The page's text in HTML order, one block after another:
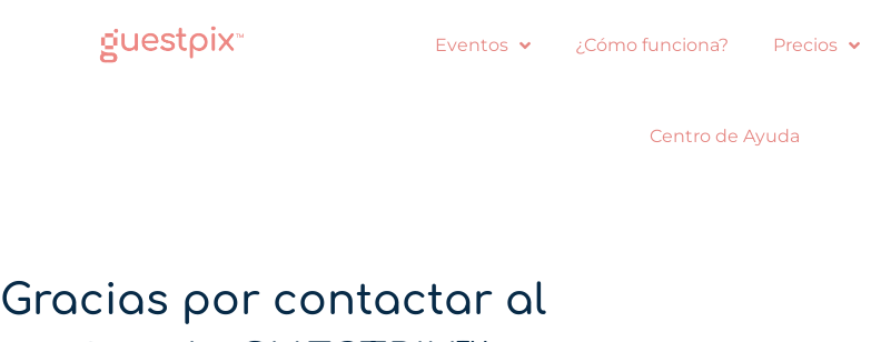
Eventos ¿Cómo funciona? Precios
Centro de Ayuda
Gracias por contactar al